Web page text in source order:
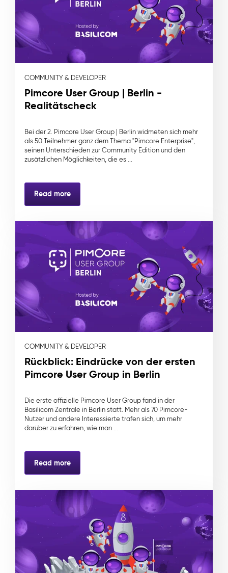
COMMUNITY & DEVELOPER
Pimcore User Group | Berlin -
Realitätscheck
Bei der 2. Pimcore User Group | Berlin widmeten sich mehr
als 50 Teilnehmer ganz dem Thema "Pimcore Enterprise",
seinen Unterschieden zur Community Edition und den
zusätzlichen Möglichkeiten, die es ...
Read more
COMMUNITY & DEVELOPER
Rückblick: Eindrücke von der ersten
Pimcore User Group in Berlin
Die erste offizielle Pimcore User Group fand in der
Basilicom Zentrale in Berlin statt. Mehr als 70 Pimcore-
Nutzer und andere Interessierte trafen sich, um mehr
darüber zu erfahren, wie man ...
Read more